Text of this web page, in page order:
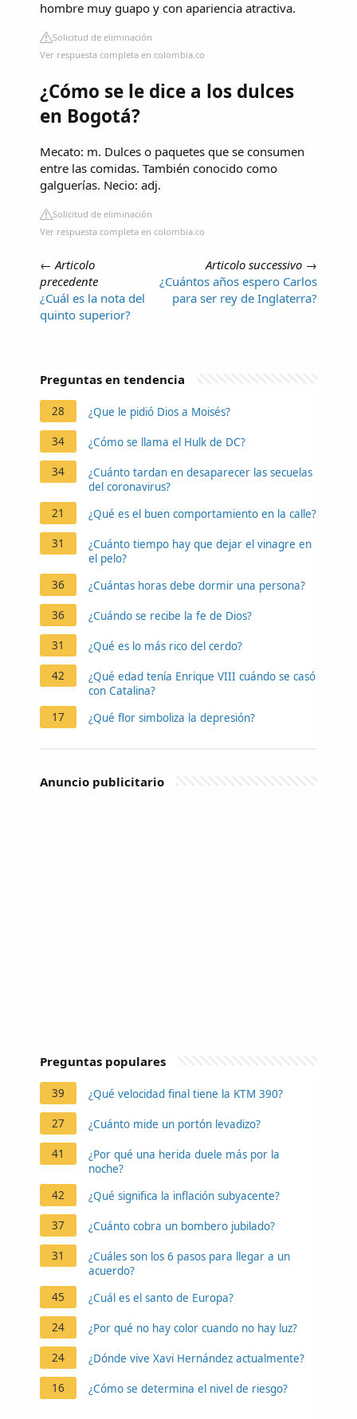
hombre muy guapo y con apariencia atractiva.
Solicitud de eliminación
Ver respuesta completa en colombia.co
¿Cómo se le dice a los dulces
en Bogotá?
Mecato: m. Dulces o paquetes que se consumen
entre las comidas. También conocido como
galguerías. Necio: adj.
Solicitud de eliminación
Ver respuesta completa en colombia.co
← Articolo
precedente
¿Cuál es la nota del
quinto superior?
Articolo successivo →
¿Cuántos años espero Carlos
para ser rey de Inglaterra?
Preguntas en tendencia
28 ¿Que le pidió Dios a Moisés?
34 ¿Cómo se llama el Hulk de DC?
34
¿Cuánto tardan en desaparecer las secuelas
del coronavirus?
21
¿Qué es el buen comportamiento en la calle?
31
¿Cuánto tiempo hay que dejar el vinagre en
el pelo?
36
¿Cuántas horas debe dormir una persona?
36 ¿Cuándo se recibe la fe de Dios?
31 ¿Qué es lo más rico del cerdo?
42
¿Qué edad tenía Enrique VIII cuándo se casó
con Catalina?
17
¿Qué flor simboliza la depresión?
Anuncio publicitario
Preguntas populares
39 ¿Qué velocidad final tiene la KTM 390?
27 ¿Cuánto mide un portón levadizo?
41
¿Por qué una herida duele más por la
noche?
42
¿Qué significa la inflación subyacente?
37 ¿Cuánto cobra un bombero jubilado?
31
¿Cuáles son los 6 pasos para llegar a un
acuerdo?
45
¿Cuál es el santo de Europa?
24 ¿Por qué no hay color cuando no hay luz?
24 ¿Dónde vive Xavi Hernández actualmente?
16 ¿Cómo se determina el nivel de riesgo?